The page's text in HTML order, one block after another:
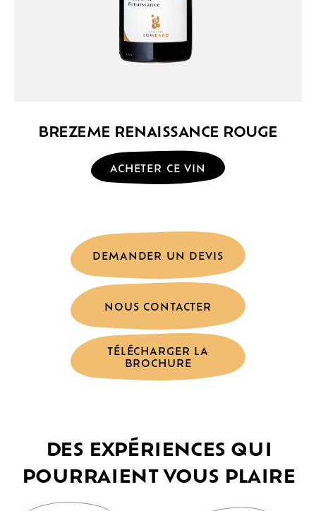
BREZEME RENAISSANCE ROUGE
ACHETER CE VIN
DEMANDER UN DEVIS
NOUS CONTACTER
TÉLÉCHARGER LA
BROCHURE
DES EXPÉRIENCES QUI
POURRAIENT VOUS PLAIRE